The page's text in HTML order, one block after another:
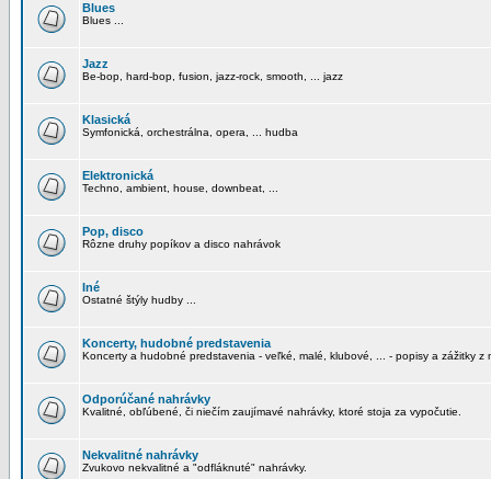
Blues
Blues ...
Jazz
Be-bop, hard-bop, fusion, jazz-rock, smooth, ... jazz
Klasická
Symfonická, orchestrálna, opera, ... hudba
Elektronická
Techno, ambient, house, downbeat, ...
Pop, disco
Rôzne druhy popíkov a disco nahrávok
Iné
Ostatné štýly hudby ...
Koncerty, hudobné predstavenia
Koncerty a hudobné predstavenia - veľké, malé, klubové, ... - popisy a zážitky z
Odporúčané nahrávky
Kvalitné, obľúbené, či niečím zaujímavé nahrávky, ktoré stoja za vypočutie.
Nekvalitné nahrávky
Zvukovo nekvalitné a "odfláknuté" nahrávky.